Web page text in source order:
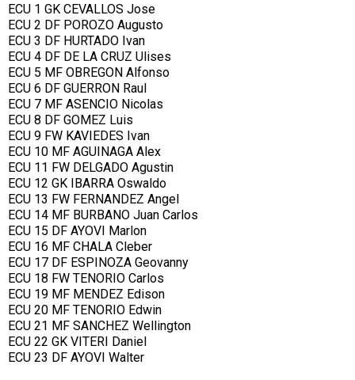
ECU 1 GK CEVALLOS Jose
ECU 2 DF POROZO Augusto
ECU 3 DF HURTADO Ivan
ECU 4 DF DE LA CRUZ Ulises
ECU 5 MF OBREGON Alfonso
ECU 6 DF GUERRON Raul
ECU 7 MF ASENCIO Nicolas
ECU 8 DF GOMEZ Luis
ECU 9 FW KAVIEDES Ivan
ECU 10 MF AGUINAGA Alex
ECU 11 FW DELGADO Agustin
ECU 12 GK IBARRA Oswaldo
ECU 13 FW FERNANDEZ Angel
ECU 14 MF BURBANO Juan Carlos
ECU 15 DF AYOVI Marlon
ECU 16 MF CHALA Cleber
ECU 17 DF ESPINOZA Geovanny
ECU 18 FW TENORIO Carlos
ECU 19 MF MENDEZ Edison
ECU 20 MF TENORIO Edwin
ECU 21 MF SANCHEZ Wellington
ECU 22 GK VITERI Daniel
ECU 23 DF AYOVI Walter